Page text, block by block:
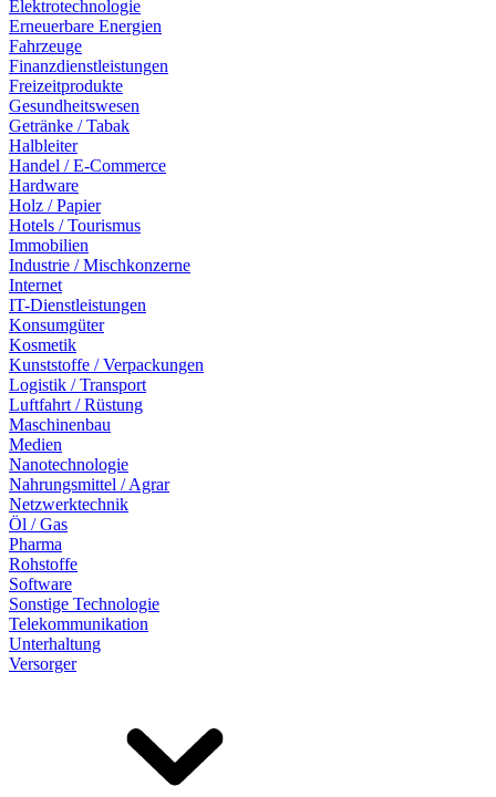
Elektrotechnologie
Erneuerbare Energien
Fahrzeuge
Finanzdienstleistungen
Freizeitprodukte
Gesundheitswesen
Getränke / Tabak
Halbleiter
Handel / E-Commerce
Hardware
Holz / Papier
Hotels / Tourismus
Immobilien
Industrie / Mischkonzerne
Internet
IT-Dienstleistungen
Konsumgüter
Kosmetik
Kunststoffe / Verpackungen
Logistik / Transport
Luftfahrt / Rüstung
Maschinenbau
Medien
Nanotechnologie
Nahrungsmittel / Agrar
Netzwerktechnik
Öl / Gas
Pharma
Rohstoffe
Software
Sonstige Technologie
Telekommunikation
Unterhaltung
Versorger